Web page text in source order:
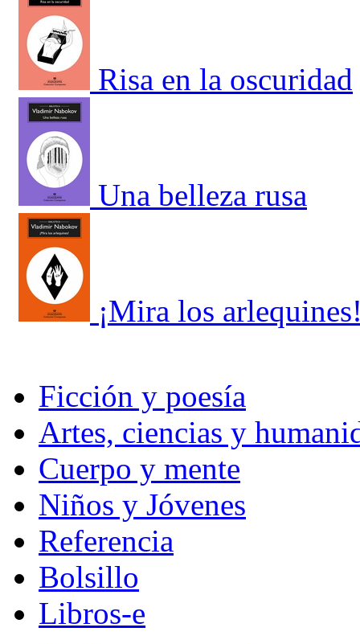
Risa en la oscuridad
Una belleza rusa
¡Mira los
Ficción y poesía
Artes, ciencias y
Cuerpo y mente
Niños y Jóvenes
Referencia
Bolsillo
Libros-e